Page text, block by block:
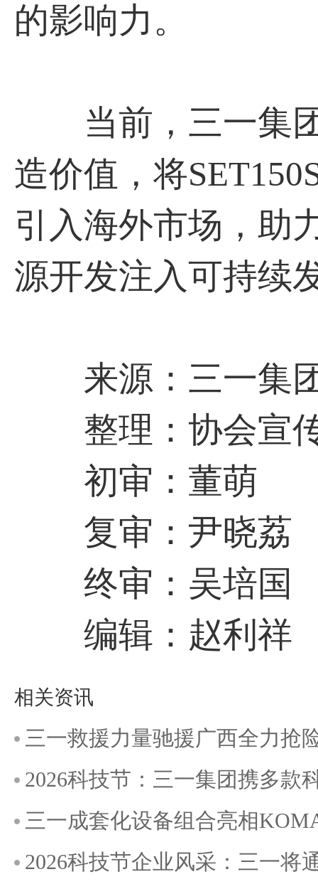
的影响力。
当前，三一集团
造价值，将
引入海外市场，助
源开发注入可持续
来源：三一集
整理：协会宣
初审：董萌
复审：尹晓荔
终审：吴培国
编辑：赵利祥
相关资讯
三一救援力量驰援广西全力抢
2026科技节：三一集团携多款
三一成套化设备组合亮相
2026科技节企业风采：三一将